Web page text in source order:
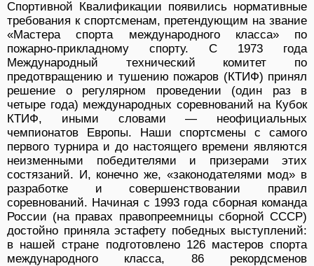
Спортивной Квалификации появились нормативные
требования к спортсменам, претендующим на звание
«Мастера спорта международного класса» по
пожарно-прикладному спорту. С 1973 года
Международный технический комитет по
предотвращению и тушению пожаров (КТИФ) принял
решение о регулярном проведении (один раз в
четыре года) международных соревнований на Кубок
КТИФ, иными словами — неофициальных
чемпионатов Европы. Наши спортсмены с самого
первого турнира и до настоящего времени являются
неизменными победителями и призерами этих
состязаний. И, конечно же, «законодателями мод» в
разработке и совершенствовании правил
соревнований. Начиная с 1993 года сборная команда
России (на правах правопреемницы сборной СССР)
достойно приняла эстафету победных выступлений:
в нашей стране подготовлено 126 мастеров спорта
международного класса, 86 рекордсменов